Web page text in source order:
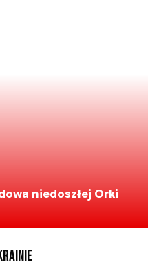
niedoszłej Orki